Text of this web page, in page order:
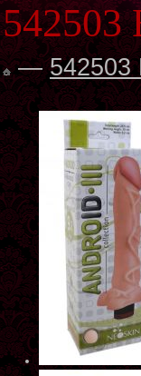
542503
—542503